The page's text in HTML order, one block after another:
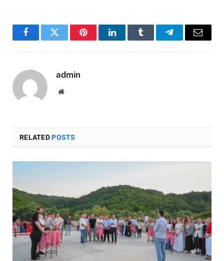
FacebookTwitter PinterestLinkedInTumblr TelegramEmail
admin
Website
RELATEDPOSTS